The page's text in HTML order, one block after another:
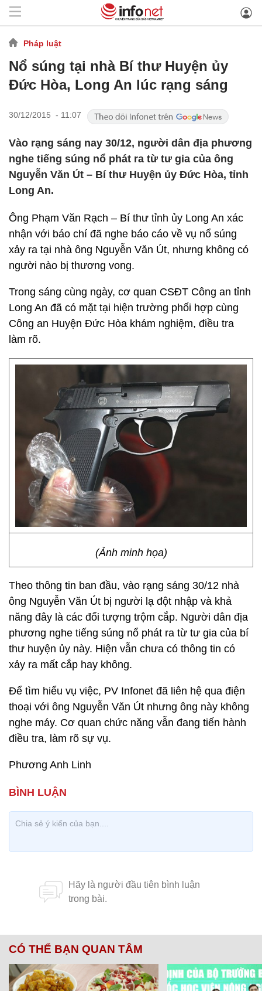
Pháp luật
Nổ súng tại nhà Bí thư Huyện ủy
Đức Hòa, Long An lúc rạng sáng
30/12/2015 - 11:07
Vào rạng sáng nay 30/12, người dân địa phương
nghe tiếng súng nổ phát ra từ tư gia của ông
Nguyễn Văn Út – Bí thư Huyện ủy Đức Hòa, tỉnh
Long An.
Ông Phạm Văn Rạch – Bí thư tỉnh ủy Long An xác
nhận với báo chí đã nghe báo cáo về vụ nổ súng
xảy ra tại nhà ông Nguyễn Văn Út, nhưng không có
người nào bị thương vong.
Trong sáng cùng ngày, cơ quan CSĐT Công an tỉnh
Long An đã có mặt tại hiện trường phối hợp cùng
Công an Huyện Đức Hòa khám nghiệm, điều tra
làm rõ.
(Ảnh minh họa)
Theo thông tin ban đầu, vào rạng sáng 30/12 nhà
ông Nguyễn Văn Út bị người lạ đột nhập và khả
năng đây là các đối tượng trộm cắp. Người dân địa
phương nghe tiếng súng nổ phát ra từ tư gia của bí
thư huyện ủy này. Hiện vẫn chưa có thông tin có
xảy ra mất cắp hay không.
Để tìm hiểu vụ việc, PV Infonet đã liên hệ qua điện
thoại với ông Nguyễn Văn Út nhưng ông này không
nghe máy. Cơ quan chức năng vẫn đang tiến hành
điều tra, làm rõ sự vụ.
Phương Anh Linh
CÓ THỂ BẠN QUAN TÂM